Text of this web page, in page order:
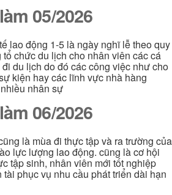
05/2026
lao động 1-5 là ngày nghĩ lễ theo quy
chức du lịch cho nhân viên các cá
du lịch do đó các công việc như cho
kiện hay các lĩnh vực nhà hàng
nhân sự
06/2026
là mùa đi thực tập và ra trường của
lực lượng lao động. cũng là cơ hội
tập sinh, nhân viên mới tốt nghiệp
phục vụ nhu cầu phát triển dài hạn